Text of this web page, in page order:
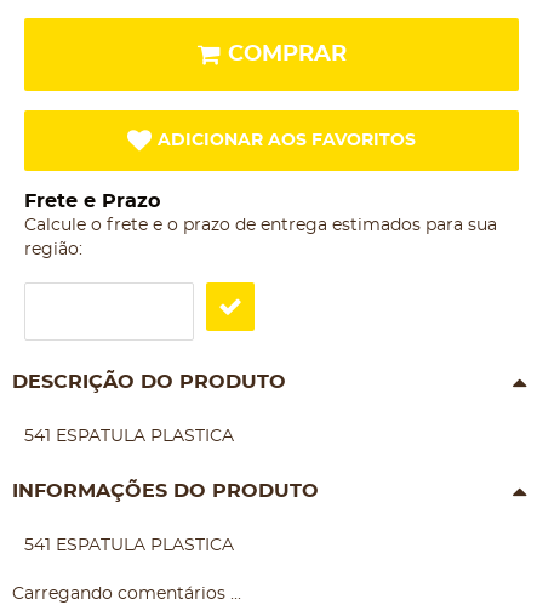
COMPRAR
ADICIONAR AOS FAVORITOS
Frete e Prazo
Calcule o frete e o prazo de entrega estimados para sua
região:
DESCRIÇÃO DO PRODUTO
541 ESPATULA PLASTICA
INFORMAÇÕES DO PRODUTO
541 ESPATULA PLASTICA
Carregando comentários ...